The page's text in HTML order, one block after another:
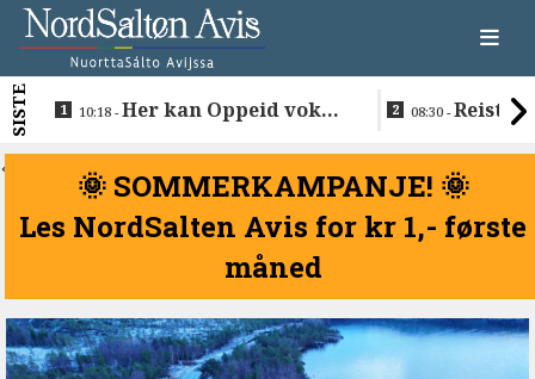
SISTE 10:18 -Her kan Oppeid vokse
08:30 -Reiste
Anders
<
🌞 SOMMERKAMPANJE! 🌞
Les NordSalten Avis for kr 1,- første
måned